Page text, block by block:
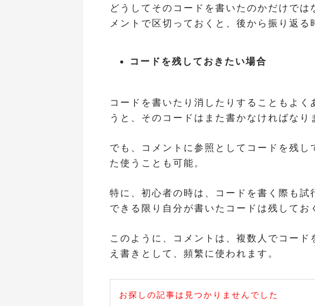
どうしてそのコードを書いたのかだけでは
メントで区切っておくと、後から振り返る
コードを残しておきたい場合
コードを書いたり消したりすることもよく
うと、そのコードはまた書かなければなり
でも、コメントに参照としてコードを残し
た使うことも可能。
特に、初心者の時は、コードを書く際も試
できる限り自分が書いたコードは残してお
このように、コメントは、複数人でコード
え書きとして、頻繁に使われます。
お探しの記事は見つかりませんでした